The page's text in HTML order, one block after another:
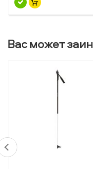
Вас может